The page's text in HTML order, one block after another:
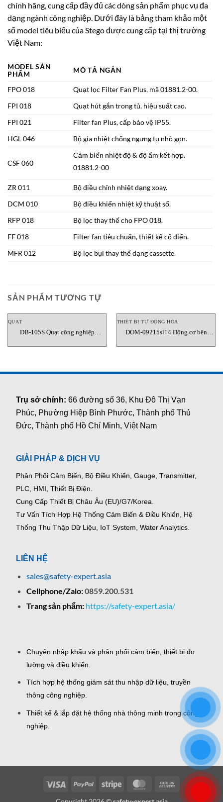
chính hãng, cung cấp đầy đủ các dòng sản phẩm phục vụ đa
dạng ngành công nghiệp. Dưới đây là bảng tham khảo một
số model tiêu biểu của Stego được cung cấp tại thị trường
Việt Nam:
MODEL SẢN
PHẨM
MÔ TẢ NGẮN
FPO 018
Quạt lọc Filter Fan Plus, mã 01881.2-00.
FPI 018
Quạt hút gắn trong tủ, hiệu suất cao.
FPI 021
Filter fan Plus, cấp bảo vệ IP55.
HGL 046
Bộ gia nhiệt chống ngưng tụ nhỏ gọn.
CSF 060
Cảm biến nhiệt độ & độ ẩm kết hợp.
01881.2-00
ZR 011
Bộ điều chỉnh nhiệt dạng xoay.
DCM 010
Bộ điều khiển nhiệt kỹ thuật số.
RFP 018
Bộ lọc thay thế cho FPO 018.
FF 018
Filter fan tiêu chuẩn, thiết kế cổ điển.
MFR 012
Bộ lọc bụi thay thế dạng cassette.
SẢN PHẨM TƯƠNG TỰ
QUẠT
DB-105S Quạt công nghiệp
THIẾT BỊ TỰ ĐỘNG HÓA
DOM-09215sl14 Động cơ bên
Trụ sở chính:66 đường số 36, Khu Đô Thị Vạn
Phúc, Phường Hiệp Bình Phước, Thành phố Thủ
Đức, Thành phố Hồ Chí Minh, Việt Nam
GIẢI PHÁP & DỊCH VỤ
Phân Phối Cảm Biến, Bộ Điều Khiển, Gauge, Transmitter,
PLC, HMI, Thiết Bị Điện.
Cung Cấp Thiết Bị Châu Âu (EU)/G7/Korea.
Tư Vấn Tích Hợp Hệ Thống Cảm Biến & Điều Khiển, Hệ
Thống Thu Thập Dữ Liệu, IoT System, Water Analytics.
LIÊN HỆ
sales@safety-expert.asia
Cellphone/Zalo:0859.200.531
Trang sản phẩm: https://safety-expert.asia/
Chuyên nhập khẩu và phân phối cảm biến, thiết bị đo
lường và điều khiển.
Tích hợp hệ thống giám sát thu nhập dữ liệu, truyền
thông công nghiệp.
Thiết kế & lắp đặt hệ thống nhà thông minh trong công
nghiệp.
Visa PayPal Stripe MasterCardCash
On